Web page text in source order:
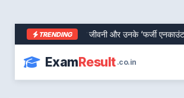
TRENDING
आरा के शेर भरत तिवारी की जीवनी और उनके ‘फर्जी
ExamResult .co.in